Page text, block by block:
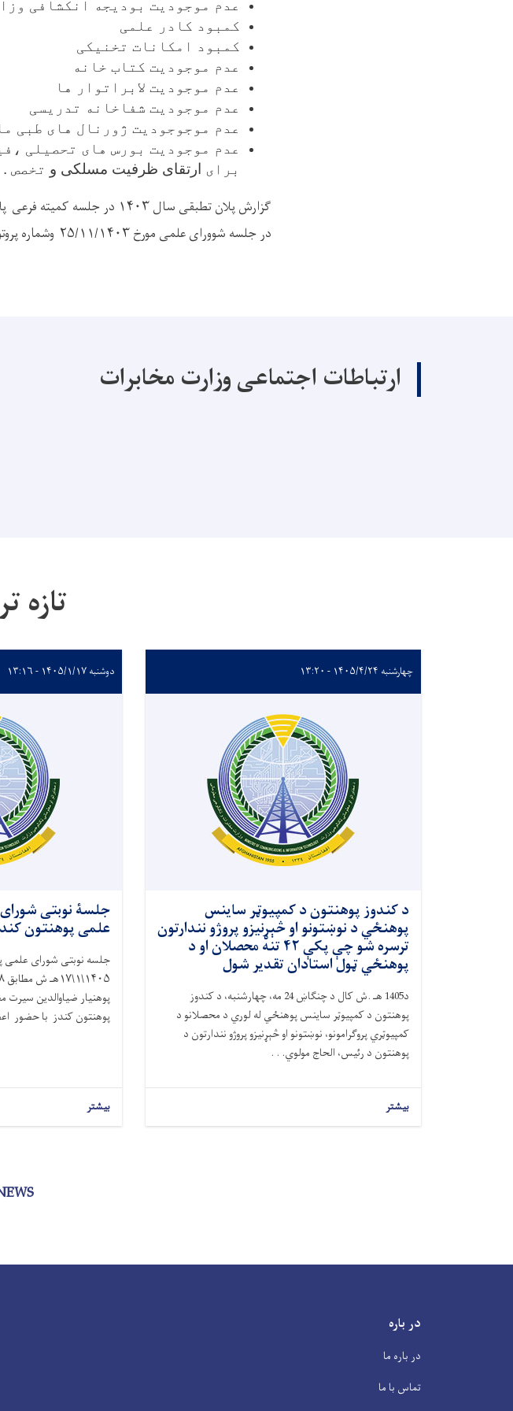
عدم موجودیت بودیجه انکشافی
کمبود کادر علمی
کمبود امکانات تخنیکی
عدم موجودیت کتاب خانه
عدم موجودیت لابراتوار ها
عدم موجودیت شفاخانه تدریسی
عدم موجوجودیت ژورنال های طبی
عدم موجودیت بورس های تحصیلی
برای ارتقای ظرفیت مسلکی و تخصص .
گزارش پلان تطبقی سال ۱۴۰۳ در جلسه کمیته فرعی
در جلسه شوورای علمی مورخ ۲۵/۱۱/۱۴۰۳ وشماره پروتوکول (۹ ) ثبت وتائید است
ارتباطات اجتماعی وزارت مخابرات
تازه
چهارشنبه ۱۴۰۵/۴/۲۴ - ۱۳:۲۰
د کندوز پوهنتون د کمپیوټر ساینس
پوهنځي د نوښتونو او څېړنیزو پروژو نندارتون
ترسره شو چې پکې ۴۲ تنه محصلان او د
پوهنځي ټول استادان تقدیر شول
د1405 هـ .ش کال د چنګاښ 24 مه، چهارشنبه، د کندوز
پوهنتون د کمپیوټر ساینس پوهنځي له لوري د محصلانو د
کمپیوټري پروګرامونو، نوښتونو او څېړنیزو پروژو نندارتون د
پوهنتون د رئیس، الحاج مولوي. . .
بیشتر
دوشنبه ۱۴۰۵/۱/۱۷ - ۱۳:۱۶
جلسۀ نوبتی
علمی پوهنتون
جلسه نوبتی شورای علمی
پوهنیار ضیاوالدین
پوهنتون کندز با حضور
بیشتر
در باره
در باره ما
تماس با ما